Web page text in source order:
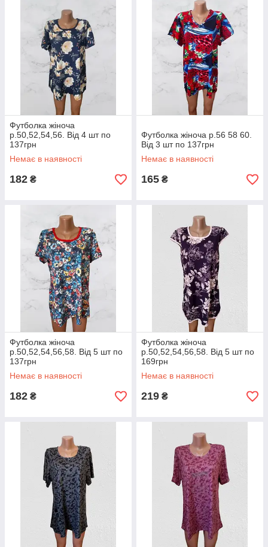
Футболка жіноча
р.50,52,54,56. Від 4 шт по
137грн
Немає в наявності
182 ₴
Футболка жіноча р.56 58 60.
Від 3 шт по 137грн
Немає в наявності
165 ₴
Футболка жіноча
р.50,52,54,56,58. Від 5 шт по
137грн
Немає в наявності
182 ₴
Футболка жіноча
р.50,52,54,56,58. Від 5 шт по
169грн
Немає в наявності
219 ₴